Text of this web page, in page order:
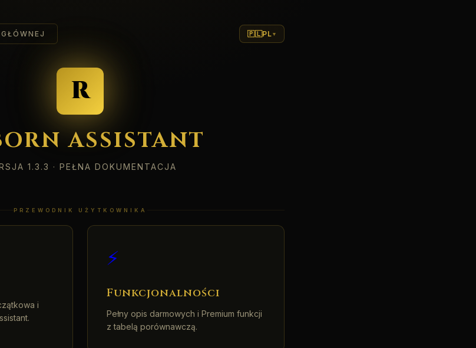
🇵🇱PL▾
R
ASSISTANT
1.3.3 · PEŁNA DOKUMENTACJA
PRZEWODNIK UŻYTKOWNIKA
i
⚡
Funkcjonalności
Pełny opis darmowych i Premium funkcji
z tabelą porównawczą.